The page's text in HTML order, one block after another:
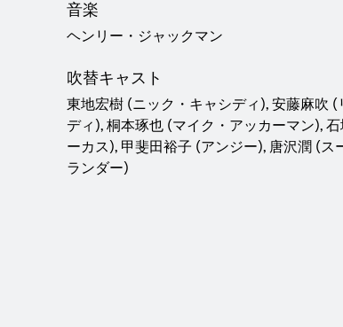
音楽
ヘンリー・ジャックマン
吹替キャスト
東地宏樹 (ニック・キャシディ), 安藤麻吹
ディ), 桐本琢也 (マイク・アッカーマン),
ーカス), 甲斐田裕子 (アンジー), 唐沢潤 (
ランダー)